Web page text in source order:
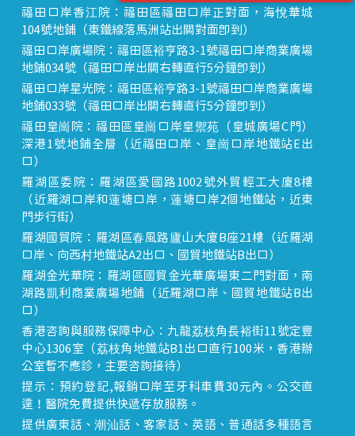
福田口岸香江院：福田區福田口岸正對面，海悅華城
104號地鋪（東鐵線落馬洲站出關對面即到）
福田口岸廣場院：福田區裕亨路3-1號福田口岸商業廣場
地鋪034號（福田口岸出關右轉直行5分鐘即到）
福田口岸星光院：福田區裕亨路3-1號福田口岸商業廣場
地鋪033號（福田口岸出關右轉直行5分鐘即到）
福田皇崗院：福田區皇崗口岸皇禦苑（皇城廣場C門）
深港1號地鋪全層（近福田口岸、皇崗口岸地鐵站E出
口）
羅湖區委院：羅湖區愛國路1002號外貿輕工大廈8樓
（近羅湖口岸和蓮塘口岸，蓮塘口岸2個地鐵站，近東
門步行街）
羅湖國貿院：羅湖區春風路廬山大廈B座21樓（近羅湖
口岸、向西村地鐵站A2出口、國貿地鐵站B出口）
羅湖金光華院：羅湖區國貿金光華廣場東二門對面，南
湖路凱利商業廣場地鋪（近羅湖口岸、國貿地鐵站B出
口）
香港咨詢與服務保障中心：九龍荔枝角長裕街11號定豐
中心1306室（荔枝角地鐵站B1出口直行100米，香港辦
公室暫不應診，主要咨詢接待）
提示：預約登記,報銷口岸至牙科車費30元內。公交直
達！醫院免費提供快遞存放服務。
提供廣東話、潮汕話、客家話、英語、普通話多種語言